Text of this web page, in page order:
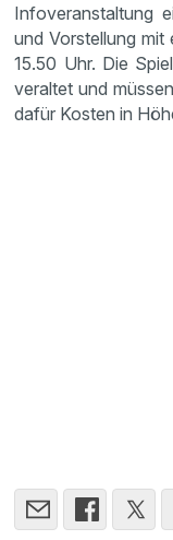
Infover­an­stal­tung
und Vorstel­lung mit
15.50 Uhr. Die
veraltet und
dafür Kosten in